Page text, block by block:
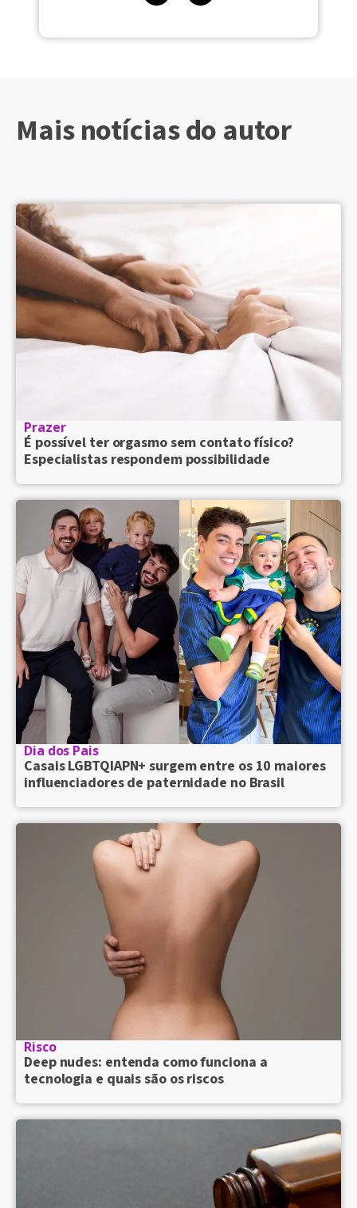
Mais notícias do autor
Prazer
É possível ter orgasmo sem contato físico?
Especialistas respondem possibilidade
Dia dos Pais
Casais LGBTQIAPN+ surgem entre os 10 maiores
influenciadores de paternidade no Brasil
Risco
Deep nudes: entenda como funciona a
tecnologia e quais são os riscos